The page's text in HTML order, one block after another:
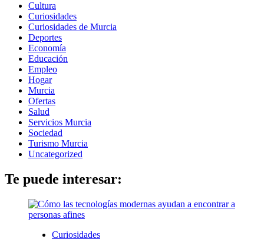
Cultura
Curiosidades
Curiosidades de Murcia
Deportes
Economía
Educación
Empleo
Hogar
Murcia
Ofertas
Salud
Servicios Murcia
Sociedad
Turismo Murcia
Uncategorized
Te puede interesar:
Curiosidades